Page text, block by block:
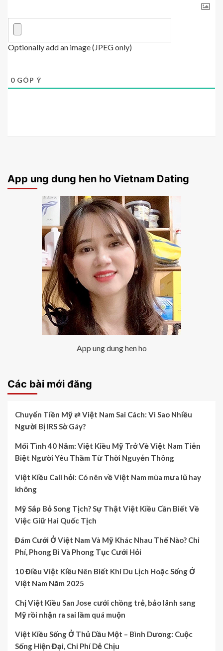
Optionally add an image (JPEG only)
0 GÓP Ý
App ung dung hen ho Vietnam Dating
App ung dung hen ho
Các bài mới đăng
Chuyển Tiền Mỹ ⇄ Việt Nam Sai Cách: Vì Sao Nhiều
Người Bị IRS Sờ Gáy?
Mối Tình 40 Năm: Việt Kiều Mỹ Trở Về Việt Nam Tiễn
Biệt Người Yêu Thầm Từ Thời Nguyễn Thông
Việt Kiều Cali hỏi: Có nên về Việt Nam mùa mưa lũ hay
không
Mỹ Sắp Bỏ Song Tịch? Sự Thật Việt Kiều Cần Biết Về
Việc Giữ Hai Quốc Tịch
Đám Cưới Ở Việt Nam Và Mỹ Khác Nhau Thế Nào? Chi
Phí, Phong Bì Và Phong Tục Cưới Hỏi
10 Điều Việt Kiều Nên Biết Khi Du Lịch Hoặc Sống Ở
Việt Nam Năm 2025
Chị Việt Kiều San Jose cưới chồng trẻ, bảo lãnh sang
Mỹ rồi nhận ra sai lầm quá muộn
Việt Kiều Sống Ở Thủ Dầu Một – Bình Dương: Cuộc
Sống Hiện Đại, Chi Phí Dễ Chịu